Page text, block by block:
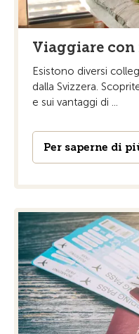
Viaggiare
Esistono diversi
dalla Svizzera.
e sui vantaggi di ...
Per saperne di